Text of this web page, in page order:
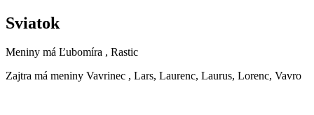
Sviatok
Meniny má Ľubomíra , Rastic
Zajtra má meniny Vavrinec , Lars, Laurenc, Laurus, Lorenc, Vavro